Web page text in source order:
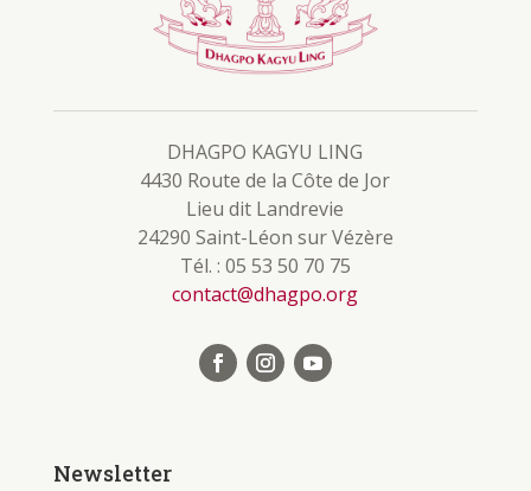
DHAGPO KAGYU LING
4430 Route de la Côte de Jor
Lieu dit Landrevie
24290 Saint-Léon sur Vézère
Tél. : 05 53 50 70 75
contact@dhagpo.org
Newsletter